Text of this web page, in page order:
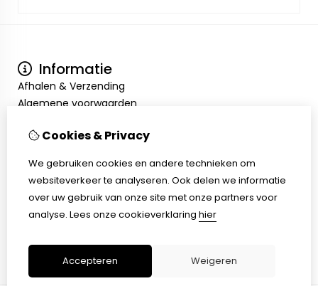
Informatie
Afhalen & Verzending
Algemene voorwaarden
Mijn account
Bestelhistorie
Klantenservice
Contact
Cookies & Privacy
We gebruiken cookies en andere technieken om
websiteverkeer te analyseren. Ook delen we informatie
over uw gebruik van onze site met onze partners voor
analyse. Lees onze cookieverklaring hier
Accepteren Weigeren